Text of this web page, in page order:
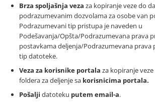
Brza spoljašnja veza za kopiranje veze do
podrazumevanim dozvolama za osobe van
Podrazumevani tip pristupa je naveden u
Podešavanja/Opšta/Podrazumevana prava
postavkama deljenja/Podrazumevana prava
tip datoteke.
Veza za korisnike portala za kopiranje
foldera za deljenje sa korisnicima portala.
Pošalji datoteku putem email-a.